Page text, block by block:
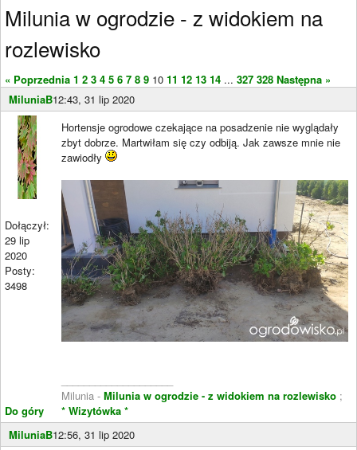
Milunia w ogrodzie - z widokiem na
rozlewisko
« Poprzednia 1 2 3 4 5 6 7 8 9 10 11 12 13 14 ... 327 328 Następna »
MiluniaB12:43, 31 lip 2020
Dołączył:
29 lip
2020
Posty:
3498
Do góry
Hortensje ogrodowe czekające na posadzenie nie wyglądały
zbyt dobrze. Martwiłam się czy odbiją. Jak zawsze mnie nie
zawiodły
Milunia - Milunia w ogrodzie - z widokiem na rozlewisko ;
* Wizytówka *
MiluniaB12:56, 31 lip 2020